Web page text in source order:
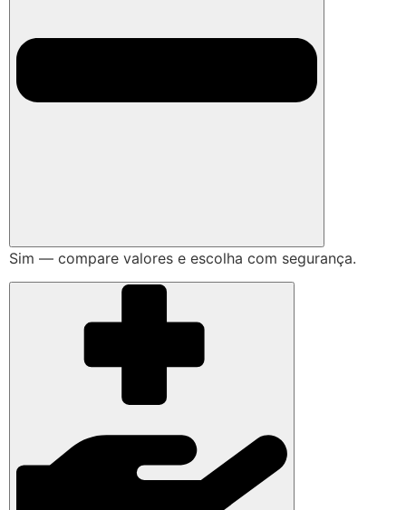
Sim — compare valores e escolha com segurança.